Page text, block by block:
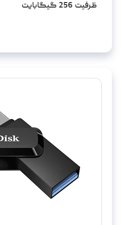
ظرفیت 256 گیگابایت